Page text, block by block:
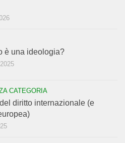
è una ideologia?
CATEGORIA
diritto internazionale (e